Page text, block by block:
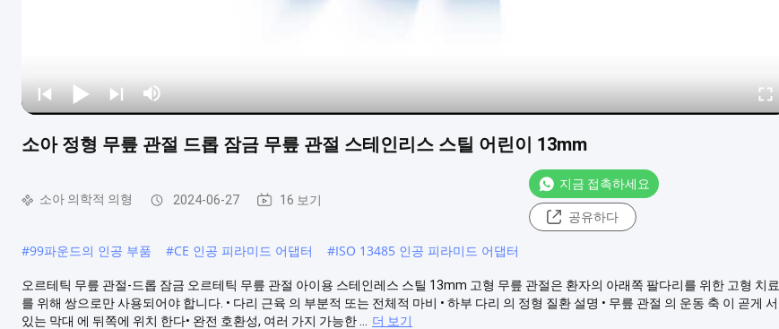
소아 정형 무릎 관절 드롭 잠금 무릎 관절 스테인리스 스틸 어린이 13mm
소아 의학적 의형 2024-06-27 16 보기
지금 접촉하세요
공유하다
#99파운드의 인공 부품 #CE 인공 피라미드 어댑터 #ISO 13485 인공 피라미드 어댑터
오르테틱 무릎 관절-드롭 잠금 오르테틱 무릎 관절 아이용 스테인레스 스틸 13mm 고형 무릎 관절은 환자의 아래쪽 팔다리를 위한 고형 치료
를 위해 쌍으로만 사용되어야 합니다. • 다리 근육 의 부분적 또는 전체적 마비 • 하부 다리 의 정형 질환 설명 • 무릎 관절 의 운동 축 이 곧게 서
있는 막대 에 뒤쪽에 위치 한다• 완전 호환성, 여러 가지 가능한 ...
더 보기